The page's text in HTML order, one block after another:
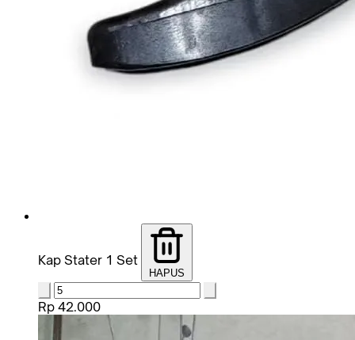
Kap Stater 1 Set
HAPUS
Rp 42.000